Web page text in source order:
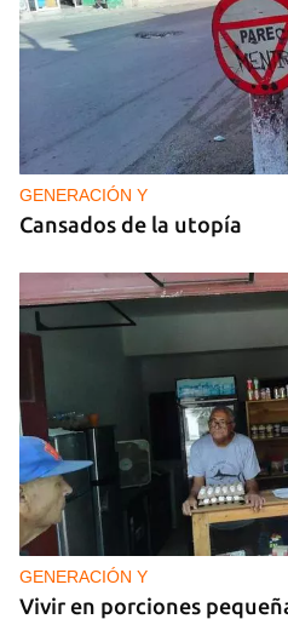
Guardar como favorito
Para poder guardar como
iniciar sesión con tu cuenta
INICIAR
GENERACIÓN Y
Cansados de la utopía
GENERACIÓN Y
Vivir en porciones